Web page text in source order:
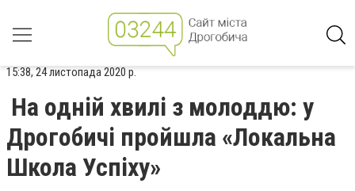
15:38, 24 листопада 2020 р.
На одній хвилі з молоддю: у
Дрогобичі пройшла «Локальна
Школа Успіху»